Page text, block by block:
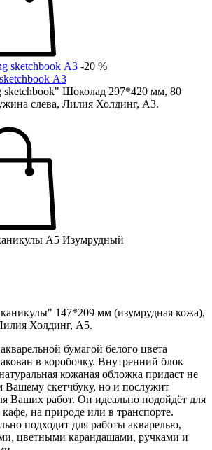
-20 %
А3
sketchbook" Шоколад 297*420 мм, 80
слева, Лилия Холдинг, А3.
А5 Изумрудный
147*209 мм (изумрудная кожа),
Холдинг, А5.
бумагой белого цвета
в коробочку. Внутренний блок
кожаная обложка придаст не
Вашему скетчбуку, но и послужит
Ваших работ. Он идеально подойдёт для
кафе, на природе или в транспорте.
подходит для работы акварелью,
цветными карандашами, ручками и